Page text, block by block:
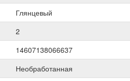
Глянцевый
2
14607138066637
Необработанная